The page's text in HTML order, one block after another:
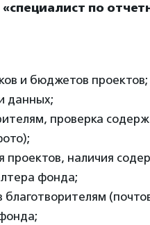
по
и бюджетов проектов;
данных;
проверка
проектов, наличия
фонда;